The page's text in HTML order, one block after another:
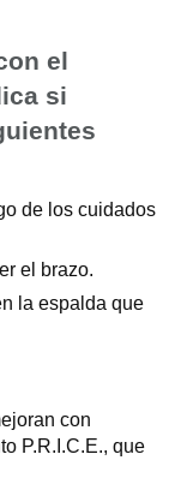
el
si
de los cuidados
el brazo.
la espalda que
con
P.R.I.C.E., que